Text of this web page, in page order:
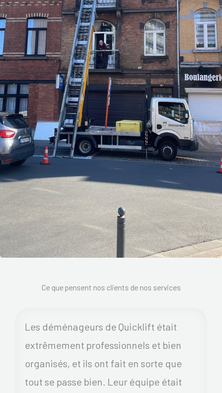
Ce que pensent nos clients de nos services
Les déménageurs de Quicklift était
extrêmement professionnels et bien
organisés, et ils ont fait en sorte que
tout se passe bien. Leur équipe était